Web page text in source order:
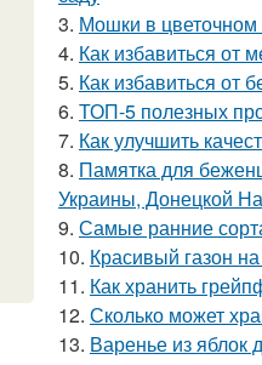
3. Мошки в цветочном
4. Как избавиться от
5. Как избавиться от
6. ТОП-5 полезных
7. Как улучшить
8. Памятка для
Украины, Донецкой
9. Самые ранние
10. Красивый газон
11. Как хранить
12. Сколько может
13. Варенье из яблок